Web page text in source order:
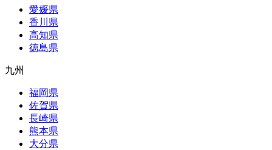
愛媛県
香川県
高知県
徳島県
九州
福岡県
佐賀県
長崎県
熊本県
大分県